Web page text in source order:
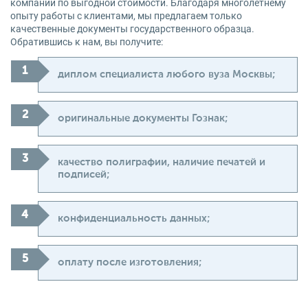
компании по выгодной стоимости. Благодаря многолетнему
опыту работы с клиентами, мы предлагаем только
качественные документы государственного образца.
Обратившись к нам, вы получите:
диплом специалиста любого вуза Москвы;
оригинальные документы Гознак;
качество полиграфии, наличие печатей и
подписей;
конфиденциальность данных;
оплату после изготовления;